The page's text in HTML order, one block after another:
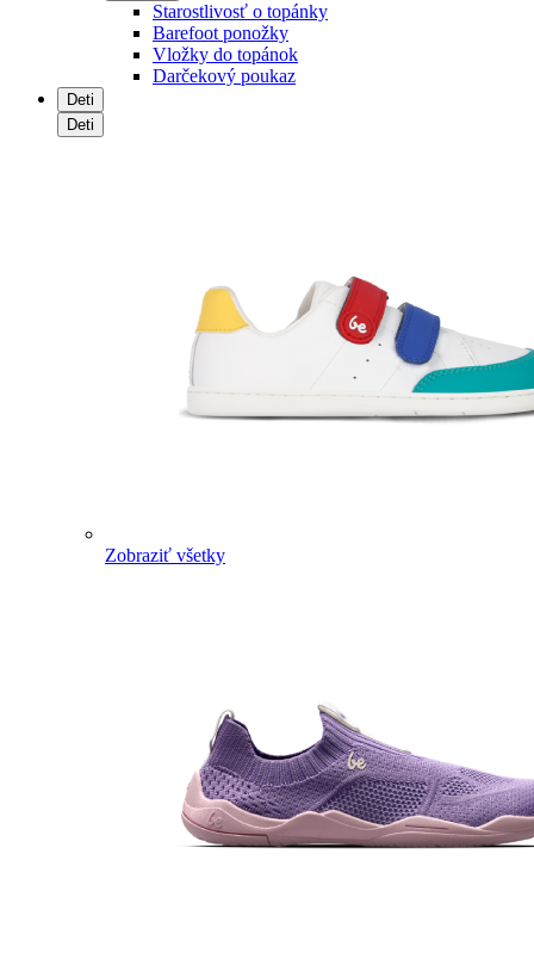
Starostlivosť o topánky
Barefoot ponožky
Vložky do topánok
Darčekový poukaz
Deti
Deti
Zobraziť všetky